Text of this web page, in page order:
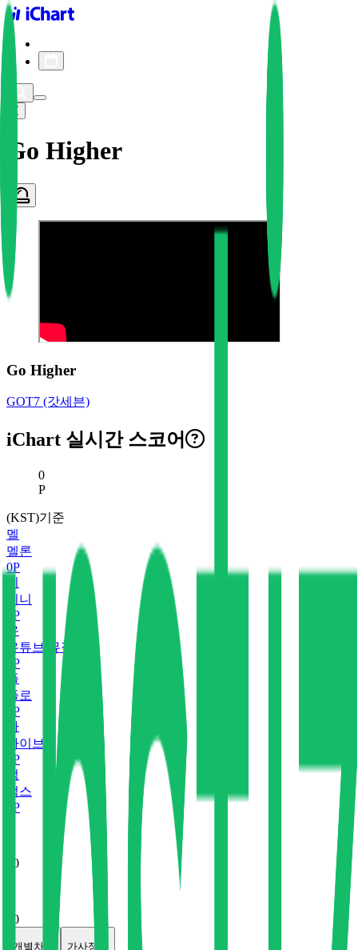
iChart logo
Go Higher
Go Higher
GOT7 (갓세븐)
iChart 실시간 스코어
현재 스코어
0
P
(KST)기준
멜
멜론
0P
지니
P
유
유튜브 뮤직
P
플
플로
P
바
바이브
P
벅
벅스
P
0
0
개별차트 가사정보